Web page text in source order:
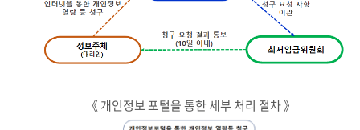
《 개인정보 포털을 통한 세부 처리 절차 》